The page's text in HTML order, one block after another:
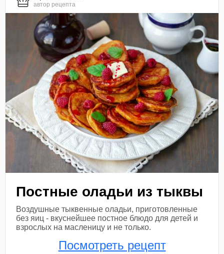
автор рецепта
Постные оладьи из тыквы
Воздушные тыквенные оладьи, приготовленные
без яиц - вкуснейшее постное блюдо для детей и
взрослых на масленицу и не только.
Посмотреть рецепт